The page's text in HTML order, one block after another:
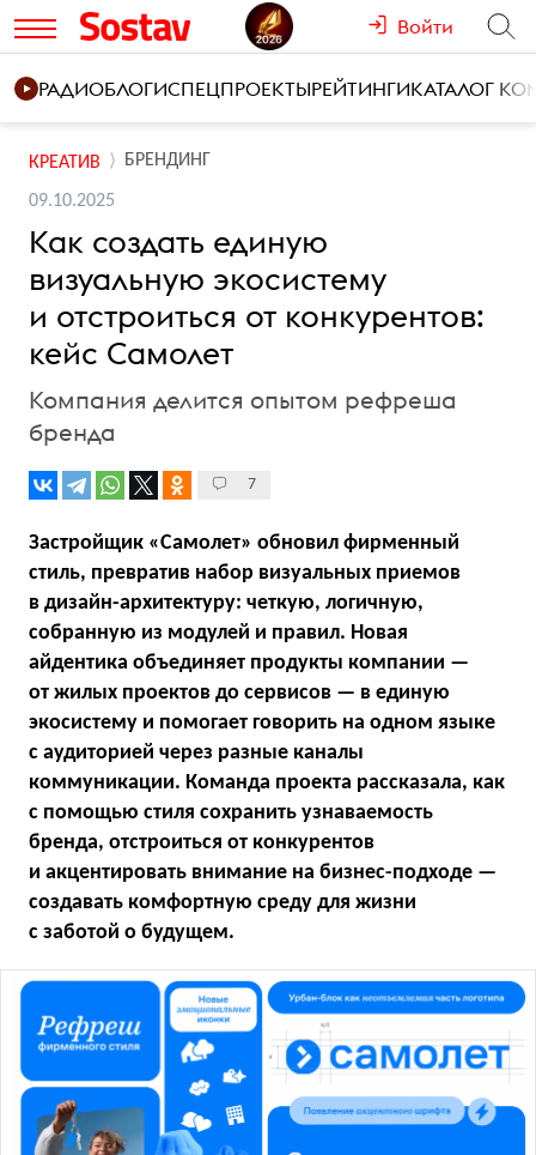
Войти
РАДИОБЛОГИСПЕЦПРОЕКТЫРЕЙТИНГИКАТАЛОГ
КРЕАТИВ БРЕНДИНГ
09.10.2025
Как создать единую
визуальную экосистему
и отстроиться от конкурентов:
кейс Самолет
Компания делится опытом рефреша
бренда
7
Застройщик «Самолет» обновил фирменный
стиль, превратив набор визуальных приемов
в дизайн-архитектуру: четкую, логичную,
собранную из модулей и правил. Новая
айдентика объединяет продукты компании —
от жилых проектов до сервисов — в единую
экосистему и помогает говорить на одном языке
с аудиторией через разные каналы
коммуникации. Команда проекта рассказала, как
с помощью стиля сохранить узнаваемость
бренда, отстроиться от конкурентов
и акцентировать внимание на бизнес-подходе —
создавать комфортную среду для жизни
с заботой о будущем.